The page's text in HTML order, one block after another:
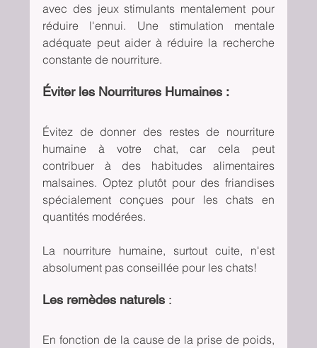
avec des jeux stimulants mentalement pour
réduire l'ennui. Une stimulation mentale
adéquate peut aider à réduire la recherche
constante de nourriture.
Éviter les Nourritures Humaines :
Évitez de donner des restes de nourriture
humaine à votre chat, car cela peut
contribuer à des habitudes alimentaires
malsaines. Optez plutôt pour des friandises
spécialement conçues pour les chats en
quantités modérées.
La nourriture humaine, surtout cuite, n'est
absolument pas conseillée pour les chats!
Les remèdes naturels :
En fonction de la cause de la prise de poids,